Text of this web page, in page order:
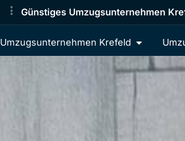
Günstiges Umzugsunternehmen
Umzugsunternehmen Krefeld